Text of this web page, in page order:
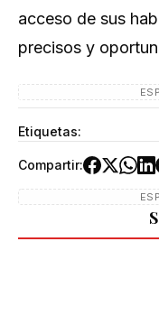
acceso de sus
precisos y
Etiquetas:
Compartir: